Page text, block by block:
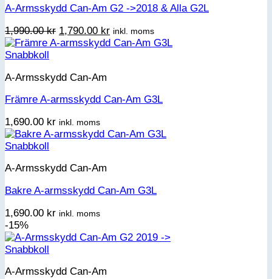
A-Armsskydd Can-Am G2 ->2018 & Alla G2L
1,990.00kr Det
ursprungliga
1,990.00 kr.
1,790.00 krDet
nuvarande
inkl. moms
Snabbkoll
A-Armsskydd Can-Am
Främre A-armsskydd Can-Am G3L
1,690.00 kr inkl. moms
Snabbkoll
A-Armsskydd Can-Am
Bakre A-armsskydd Can-Am G3L
1,690.00 kr inkl. moms
-15%
Snabbkoll
A-Armsskydd Can-Am